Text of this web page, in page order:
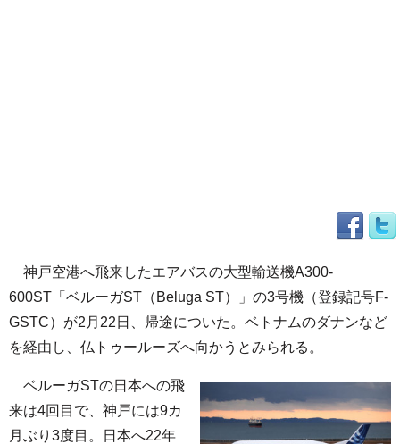
神戸空港へ飛来したエアバスの大型輸送機A300-
600ST「ベルーガST（Beluga ST）」の3号機（登録記号F-
GSTC）が2月22日、帰途についた。ベトナムのダナンなど
を経由し、仏トゥールーズへ向かうとみられる。
ベルーガSTの日本への飛
来は4回目で、神戸には9カ
月ぶり3度目。日本へ22年